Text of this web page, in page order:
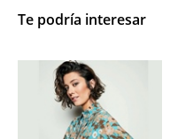
Te podría interesar